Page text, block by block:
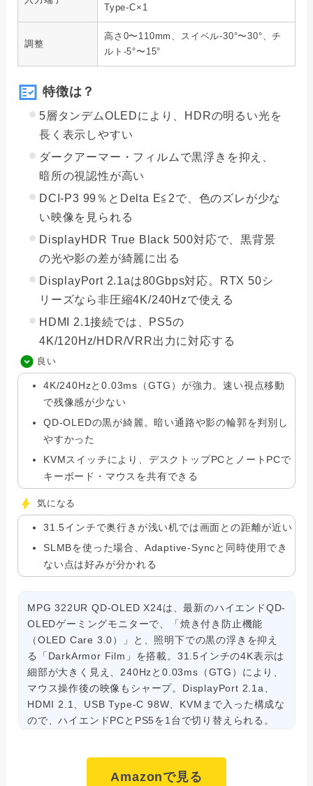
Type-C×1
調整
高さ0〜110mm、スイベル-30°〜30°、チ
ルト-5°〜15°
特徴は？
5層タンデムOLEDにより、HDRの明るい光を
長く表示しやすい
ダークアーマー・フィルムで黒浮きを抑え、
暗所の視認性が高い
DCI-P3 99％とDelta E≦2で、色のズレが少な
い映像を見られる
DisplayHDR True Black 500対応で、黒背景
の光や影の差が綺麗に出る
DisplayPort 2.1aは80Gbps対応。RTX 50シ
リーズなら非圧縮4K/240Hzで使える
HDMI 2.1接続では、PS5の
4K/120Hz/HDR/VRR出力に対応する
良い
4K/240Hzと0.03ms（GTG）が強力。速い視点移動
で残像感が少ない
QD-OLEDの黒が綺麗。暗い通路や影の輪郭を判別し
やすかった
KVMスイッチにより、デスクトップPCとノートPCで
キーボード・マウスを共有できる
気になる
31.5インチで奥行きが浅い机では画面との距離が近い
SLMBを使った場合、Adaptive-Syncと同時使用でき
ない点は好みが分かれる
MPG 322UR QD-OLED X24は、最新のハイエンドQD-
OLEDゲーミングモニターで、「焼き付き防止機能
（OLED Care 3.0）」と、照明下での黒の浮きを抑え
る「DarkArmor Film」を搭載。31.5インチの4K表示は
細部が大きく見え、240Hzと0.03ms（GTG）により、
マウス操作後の映像もシャープ。DisplayPort 2.1a、
HDMI 2.1、USB Type-C 98W、KVMまで入った構成な
ので、ハイエンドPCとPS5を1台で切り替えられる。
Amazonで見る